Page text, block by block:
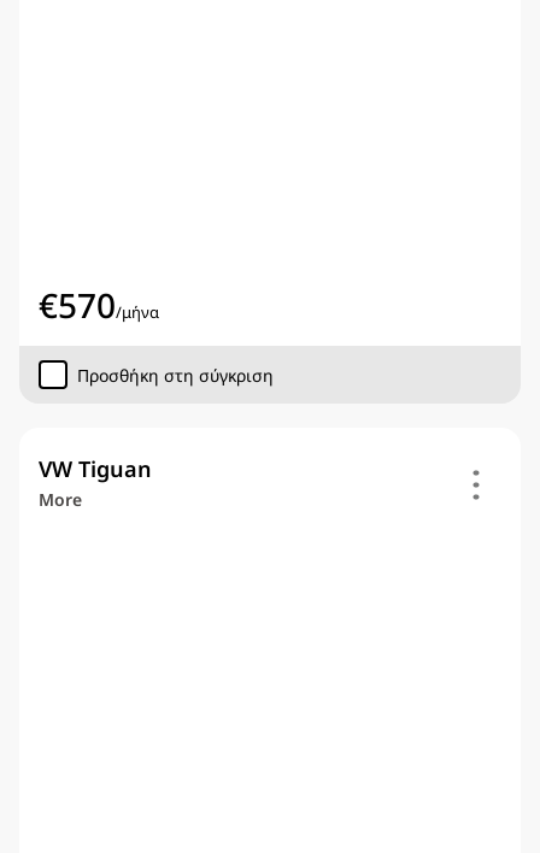
€570/μήνα
Προσθήκη στη σύγκριση
VW Tiguan
More